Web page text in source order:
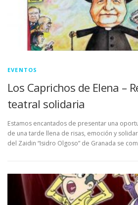
EVENTOS
Los Caprichos de Elena –
teatral solidaria
Estamos encantados de presentar una
de una tarde llena de risas, emoción y
del Zaidin “Isidro Olgoso” de Granada se